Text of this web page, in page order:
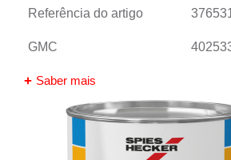
Referência do artigo
GMC
Saber mais